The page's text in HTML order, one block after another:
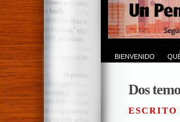
BIENVENIDO
Dos